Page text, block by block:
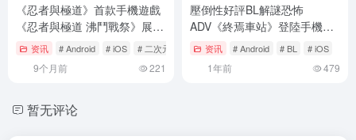
《忍者與極道》首款手機遊戲
《忍者與極道 沸鬥戰祭》展開
事前登錄！預定2025年內推出
资讯 # Android # iOS # 二次元
9个月前 221
壓倒性好評BL解謎恐怖
ADV《終焉車站》登陸手機平
台！走進愛與依賴交織的終點
资讯 # Android # BL # iOS
1年前 479
暂无评论